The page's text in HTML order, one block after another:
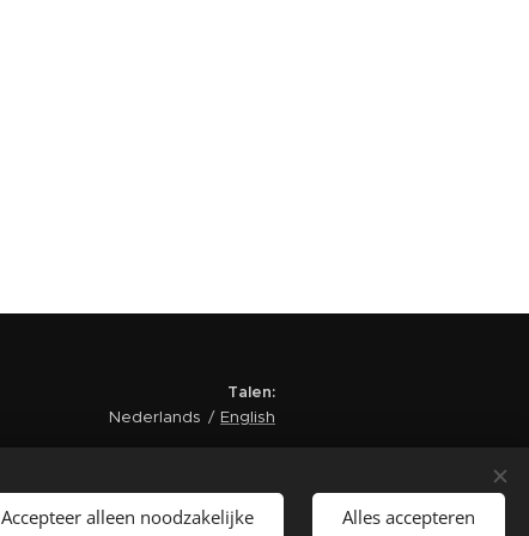
Talen
Nederlands
English
Accepteer alleen noodzakelijke Alles accepteren